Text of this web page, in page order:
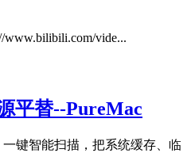
vide...
平替--PureMac
键智能扫描，把系统缓存、临